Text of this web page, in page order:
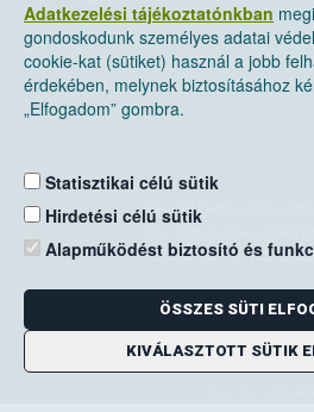
Adatkezelési tájékoztatónkban
gondoskodunk személyes adatai
cookie-kat (sütiket) használ a jobb
érdekében, melynek biztosításához
„Elfogadom” gombra.
Statisztikai célú sütik
Hirdetési célú sütik
Alapműködést biztosító és
ÖSSZES SÜTI
KIVÁLASZTOTT SÜTIK
Nemzeti Élelmiszerlánc-
Levelezési cím: 1525
E-mail:
Zöld szám: 06-80/
Telefon: 06-1/ 336-